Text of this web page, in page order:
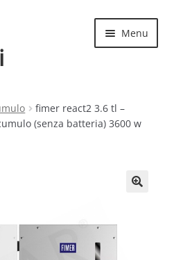
Menu
fimer react2 3.6 tl –
(senza batteria) 3600 w